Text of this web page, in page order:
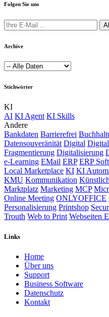
Folgen Sie uns
Archive
Stichwörter
KI
AI KI Agent KI Skills
Andere
Bankdaten Barrierefrei
Datensouveränität Digital
Fragmentierung Digitalisierung
e-Learning EMail ERP ERP
Local Marketplace KI KI
KMU Kommunikation
Marktplatz Marketing MCP
Online Meeting ONLYOFFICE
Personalisierung Printshop
Trouth Web to Print Webseiten
Links
Home
Über uns
Sup​port
Business Software
Datenschutz
Kontakt